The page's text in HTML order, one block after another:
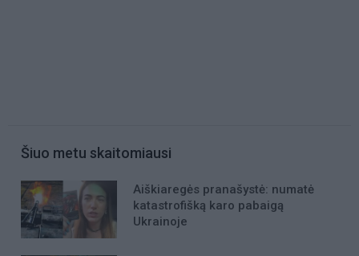
Šiuo metu skaitomiausi
Aiškiaregės pranašystė: numatė
katastrofišką karo pabaigą
Ukrainoje